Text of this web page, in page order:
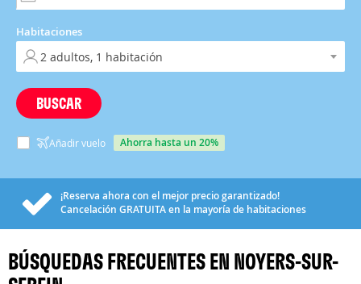
Habitaciones
BUSCAR
Añadir vuelo ahorra hasta un 20%
¡Reserva ahora con el mejor precio garantizado!
Cancelación GRATUITAen la mayoría de habitaciones
BÚSQUEDAS FRECUENTES EN NOYERS-SUR-